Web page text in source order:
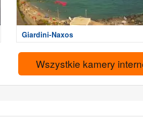
Giardini-Naxos
Wszystkie kamery